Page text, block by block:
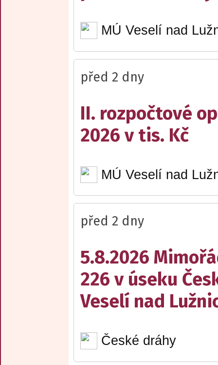
MÚ Veselí nad
před 2 dny
II. rozpočtové
2026 v tis. Kč
MÚ Veselí nad
před 2 dny
5.8.2026
226 v úseku
Veselí nad
České dráhy